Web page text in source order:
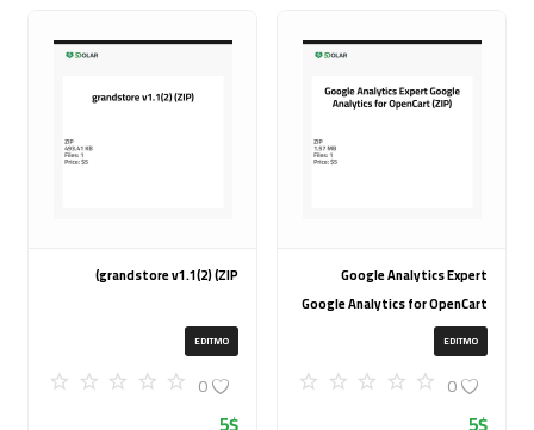
Google Analytics Expert
Google Analytics for OpenCart
(ZIP)
EDITMO
0
grandstore v1.1(2) (ZIP)
EDITMO
0